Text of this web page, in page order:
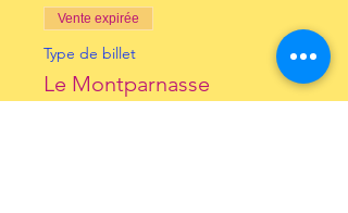
Vente expirée
Type de billet
Le Montparnasse